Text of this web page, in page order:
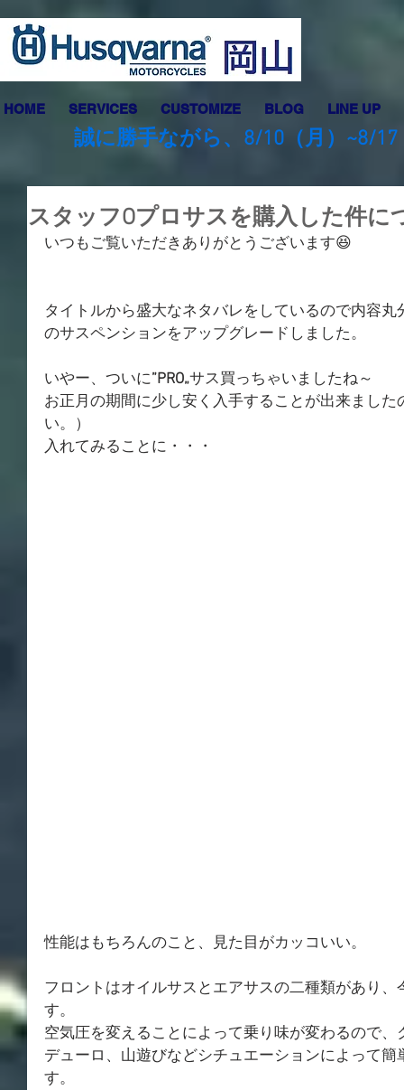
HOME SERVICES CUSTOMIZE BLOG LINE UP
誠に勝手ながら、8/10（月）~8/
スタッフOプロサスを購入した件に
いつもご覧いただきありがとうございます😆
タイトルから盛大なネタバレをしているので内容
のサスペンションをアップグレードしました。
いやー、ついに”PRO„サス買っちゃいましたね～
お正月の期間に少し安く入手することが出来まし
い。）
入れてみることに・・・
性能はもちろんのこと、見た目がカッコいい。
フロントはオイルサスとエアサスの二種類があり
す。
空気圧を変えることによって乗り味が変わるので
デューロ、山遊びなどシチュエーションによって
す。